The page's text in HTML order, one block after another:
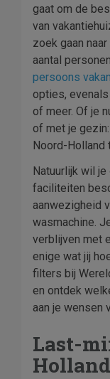
gaat om de
van
zoek gaan
aantal
persoons
opties,
of meer. Of je
of met je
Noord-Holland
Natuurlijk wil
faciliteiten
aanwezigheid
wasmachine.
verblijven met
enige wat jij
filters bij
en ontdek
aan je wensen
Last-
Holland